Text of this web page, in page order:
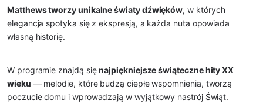
Matthews tworzy unikalne światy dźwięków, w których
elegancja spotyka się z ekspresją, a każda nuta opowiada
własną historię.
W programie znajdą sięnajpiękniejsze świąteczne hity XX
wieku — melodie, które budzą ciepłe wspomnienia, tworzą
poczucie domu i wprowadzają w wyjątkowy nastrój Świąt.